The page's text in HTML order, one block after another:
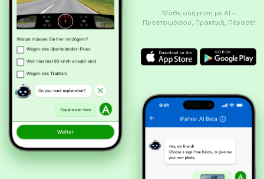
Μάθε οδήγηση με AI –
Προετοιμάσου, Πρακτική, Πέρασε!